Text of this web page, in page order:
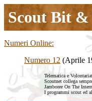
Scout Bit
Numeri Online:
Numero 12 (Aprile
Telematica e
Scoutnet collega
Jamboree On The
I programmi scout ed